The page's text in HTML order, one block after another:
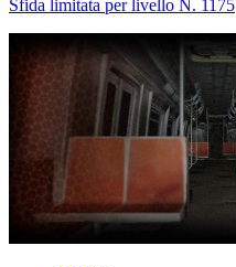
Sfida limitata per livello N. 1175